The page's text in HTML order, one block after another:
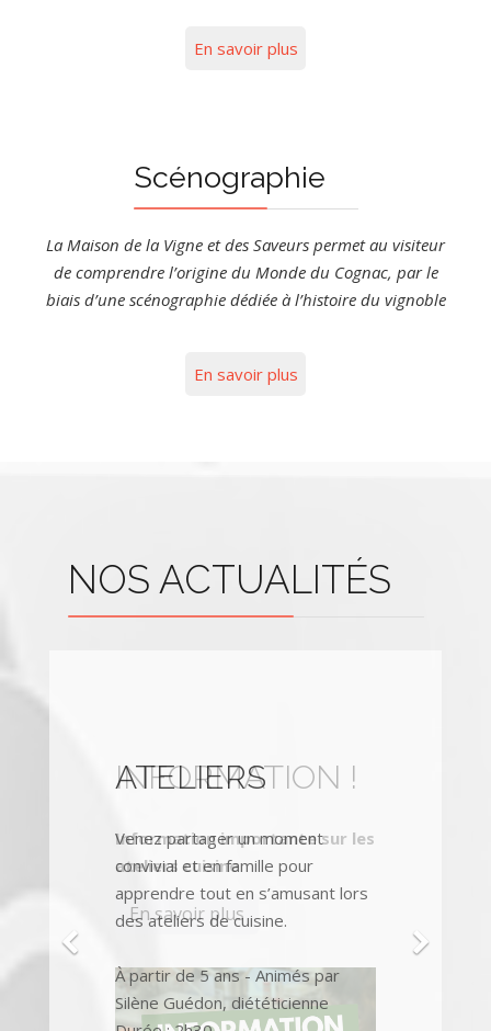
En savoir plus
Scénographie
La Maison de la Vigne et des Saveurs permet au visiteur
de comprendre l’origine du Monde du Cognac, par le
biais d’une scénographie dédiée à l’histoire du vignoble
En savoir plus
NOS ACTUALITÉS
INFORMATION !
Information importante sur les
ateliers cuisine
En savoir plus
ATELIERS
Venez partager un moment
convivial et en famille pour
apprendre tout en s’amusant lors
des ateliers de cuisine.
À partir de 5 ans - Animés par
Silène Guédon, diététicienne